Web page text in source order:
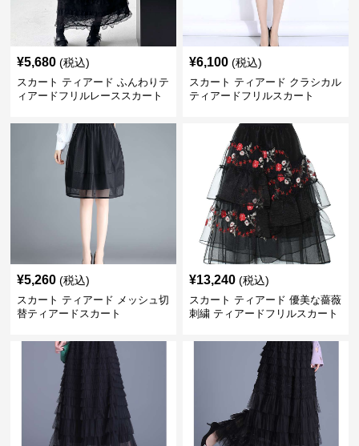
¥5,680 (税込)
スカート ティアード ふんわりテ
ィアードフリルレーススカート
¥6,100 (税込)
スカート ティアード クラシカル
ティアードフリルスカート
¥5,260 (税込)
スカート ティアード メッシュ切
替ティアードスカート
¥13,240 (税込)
スカート ティアード 優美な薔薇
刺繍 ティアードフリルスカート